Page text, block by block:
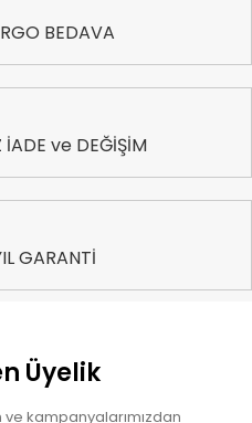
BEDAVA
İADE ve DEĞİŞİM
GARANTİ
Üyelik
kampanyalarımızdan